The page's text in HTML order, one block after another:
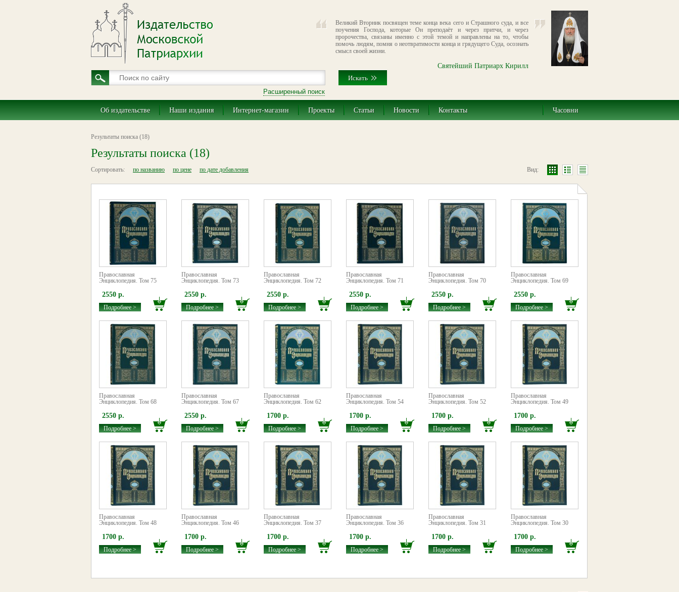
Великий Вторник посвящен теме конца века сего и Страшного суда, и все
поучения Господа, которые Он преподаёт и через притчи, и через
пророчества, связаны именно с этой темой и направлены на то, чтобы
помочь людям, помня о неотвратимости конца и грядущего Суда, осознать
смысл своей жизни.
Святейший Патриарх Кирилл
Расширенный поиск
Об издательстве Наши издания Интернет-магазин Проекты Статьи Новости Контакты Часовни
Результаты поиска (18)
Результаты поиска (18)
Сортировать: Вид:
по названию по цене по дате добавления
Православная
Энциклопедия. Том 75
2550 р.
Подробнее >
Православная
Энциклопедия. Том 73
2550 р.
Подробнее >
Православная
Энциклопедия. Том 72
2550 р.
Подробнее >
Православная
Энциклопедия. Том 71
2550 р.
Подробнее >
Православная
Энциклопедия. Том 70
2550 р.
Подробнее >
Православная
Энциклопедия. Том 69
2550 р.
Подробнее >
Православная
Энциклопедия. Том 68
2550 р.
Подробнее >
Православная
Энциклопедия. Том 67
2550 р.
Подробнее >
Православная
Энциклопедия. Том 62
1700 р.
Подробнее >
Православная
Энциклопедия. Том 54
1700 р.
Подробнее >
Православная
Энциклопедия. Том 52
1700 р.
Подробнее >
Православная
Энциклопедия. Том 49
1700 р.
Подробнее >
Православная
Энциклопедия. Том 48
1700 р.
Подробнее >
Православная
Энциклопедия. Том 46
1700 р.
Подробнее >
Православная
Энциклопедия. Том 37
1700 р.
Подробнее >
Православная
Энциклопедия. Том 36
1700 р.
Подробнее >
Православная
Энциклопедия. Том 31
1700 р.
Подробнее >
Православная
Энциклопедия. Том 30
1700 р.
Подробнее >